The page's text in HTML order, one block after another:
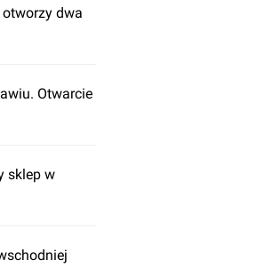
otworzy dwa
Otwarcie
sklep w